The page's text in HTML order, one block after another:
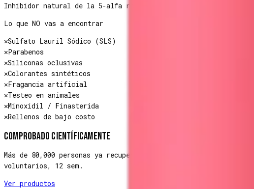
Inhibidor natural de la 5-alfa reductasa. Reduce la conversión
Lo que NO vas a encontrar
✕Sulfato Lauril Sódico (SLS)
✕Parabenos
✕Siliconas oclusivas
✕Colorantes sintéticos
✕Fragancia artificial
✕Testeo en animales
✕Minoxidil / Finasterida
✕Rellenos de bajo costo
Comprobado científicamente
Más de 80,000 personas ya recuperaron su cabello, cejas y
voluntarios, 12 sem.
Ver productos